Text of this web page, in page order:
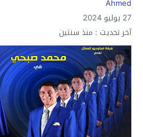
Ahmed
27 يوليو 2024
آخر تحديث : منذ سنتين